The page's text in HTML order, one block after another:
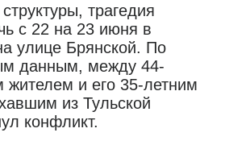
трагедия
с 22 на 23 июня в
улице Брянской. По
данным, между 44-
и его 35-летним
из Тульской
конфликт.